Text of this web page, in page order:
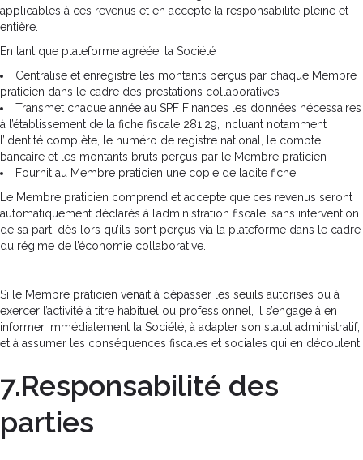
applicables à ces revenus et en accepte la responsabilité pleine et
entière.
En tant que plateforme agréée, la Société :
Centralise et enregistre les montants perçus par chaque Membre
praticien dans le cadre des prestations collaboratives ;
Transmet chaque année au SPF Finances les données nécessaires
à l’établissement de la fiche fiscale 281.29, incluant notamment
l’identité complète, le numéro de registre national, le compte
bancaire et les montants bruts perçus par le Membre praticien ;
Fournit au Membre praticien une copie de ladite fiche.
Le Membre praticien comprend et accepte que ces revenus seront
automatiquement déclarés à l’administration fiscale, sans intervention
de sa part, dès lors qu’ils sont perçus via la plateforme dans le cadre
du régime de l’économie collaborative.
Si le Membre praticien venait à dépasser les seuils autorisés ou à
exercer l’activité à titre habituel ou professionnel, il s’engage à en
informer immédiatement la Société, à adapter son statut administratif,
et à assumer les conséquences fiscales et sociales qui en découlent.
7.Responsabilité des
parties